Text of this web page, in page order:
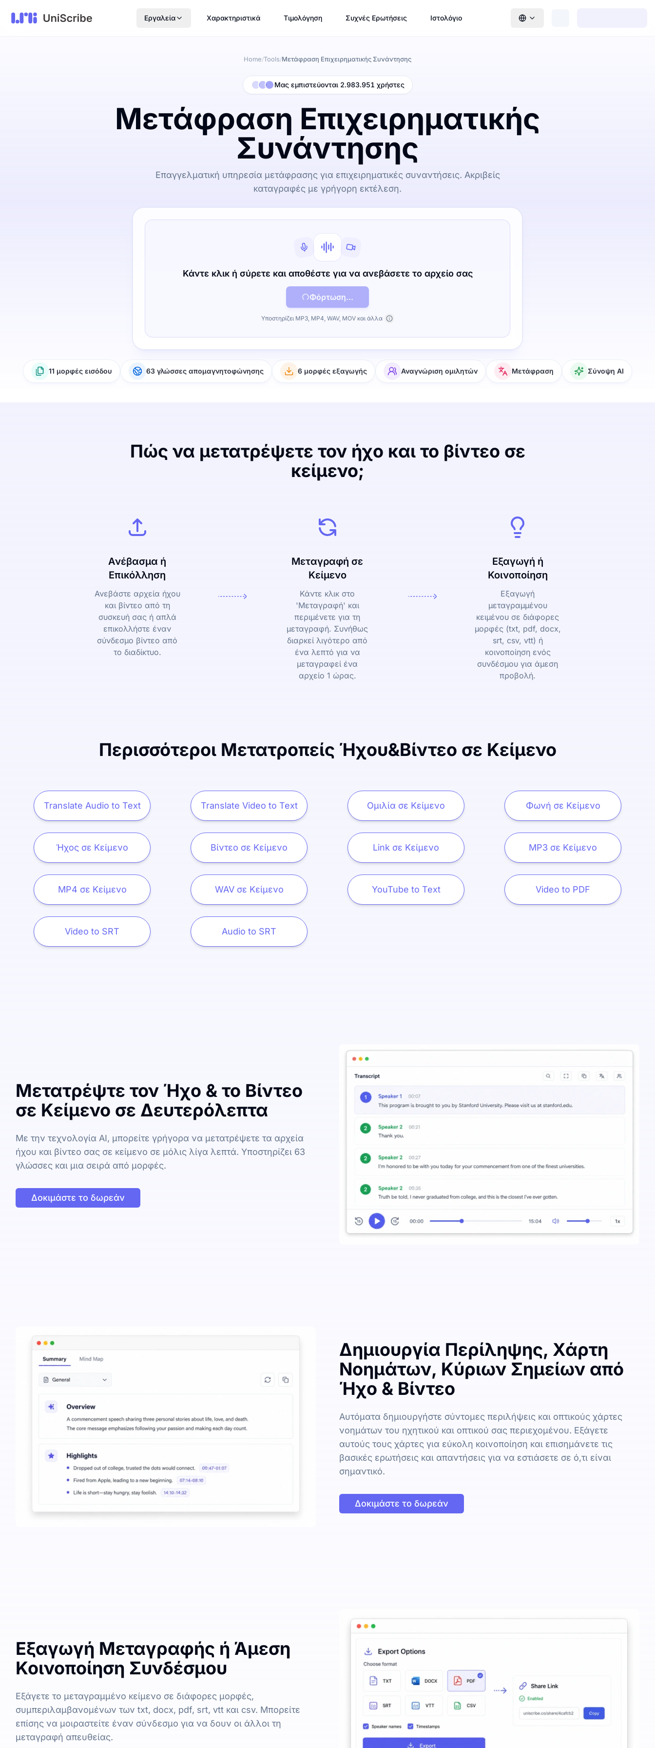
Εργαλεία Χαρακτηριστικά Τιμολόγηση Συχνές Ερωτήσεις Ιστολόγιο
Home/Tools/Μετάφραση Επιχειρηματικής Συνάντησης
Μας εμπιστεύονται 2.983.951 χρήστες
Μετάφραση Επιχειρηματικής
Συνάντησης
Επαγγελματική υπηρεσία μετάφρασης για επιχειρηματικές συναντήσεις. Ακριβείς
καταγραφές με γρήγορη εκτέλεση.
Κάντε κλικ ή σύρετε και αποθέστε για να ανεβάσετε το αρχείο σας
Φόρτωση...
Υποστηρίζει MP3, MP4, WAV, MOV και άλλα
11 μορφές εισόδου 63 γλώσσες απομαγνητοφώνησης 6 μορφές εξαγωγής Αναγνώριση ομιλητών Μετάφραση Σύνοψη AI
Πώς να μετατρέψετε τον ήχο και το βίντεο σε
κείμενο;
Ανέβασμα ή
Επικόλληση
Ανεβάστε αρχεία ήχου
και βίντεο από τη
συσκευή σας ή απλά
επικολλήστε έναν
σύνδεσμο βίντεο από
το διαδίκτυο.
Μεταγραφή σε
Κείμενο
Κάντε κλικ στο
'Μεταγραφή' και
περιμένετε για τη
μεταγραφή. Συνήθως
διαρκεί λιγότερο από
ένα λεπτό για να
μεταγραφεί ένα
αρχείο 1 ώρας.
Εξαγωγή ή
Κοινοποίηση
Εξαγωγή
μεταγραμμένου
κειμένου σε διάφορες
μορφές (txt, pdf, docx,
srt, csv, vtt) ή
κοινοποίηση ενός
συνδέσμου για άμεση
προβολή.
Περισσότεροι Μετατροπείς Ήχου&Βίντεο σε Κείμενο
Translate Audio to Text Translate Video to Text Ομιλία σε Κείμενο Φωνή σε Κείμενο
Ήχος σε Κείμενο Βίντεο σε Κείμενο Link σε Κείμενο MP3 σε Κείμενο
MP4 σε Κείμενο WAV σε Κείμενο YouTube to Text Video to PDF
Video to SRT Audio to SRT
Μετατρέψτε τον Ήχο & το Βίντεο
σε Κείμενο σε Δευτερόλεπτα
Με την τεχνολογία AI, μπορείτε γρήγορα να μετατρέψετε τα αρχεία
ήχου και βίντεο σας σε κείμενο σε μόλις λίγα λεπτά. Υποστηρίζει 63
γλώσσες και μια σειρά από μορφές.
Δοκιμάστε το δωρεάν
Δημιουργία Περίληψης, Χάρτη
Νοημάτων, Κύριων Σημείων από
Ήχο & Βίντεο
Αυτόματα δημιουργήστε σύντομες περιλήψεις και οπτικούς χάρτες
νοημάτων του ηχητικού και οπτικού σας περιεχομένου. Εξάγετε
αυτούς τους χάρτες για εύκολη κοινοποίηση και επισημάνετε τις
βασικές ερωτήσεις και απαντήσεις για να εστιάσετε σε ό,τι είναι
σημαντικό.
Δοκιμάστε το δωρεάν
Εξαγωγή Μεταγραφής ή Άμεση
Κοινοποίηση Συνδέσμου
Εξάγετε το μεταγραμμένο κείμενο σε διάφορες μορφές,
συμπεριλαμβανομένων των txt, docx, pdf, srt, vtt και csv. Μπορείτε
επίσης να μοιραστείτε έναν σύνδεσμο για να δουν οι άλλοι τη
μεταγραφή απευθείας.